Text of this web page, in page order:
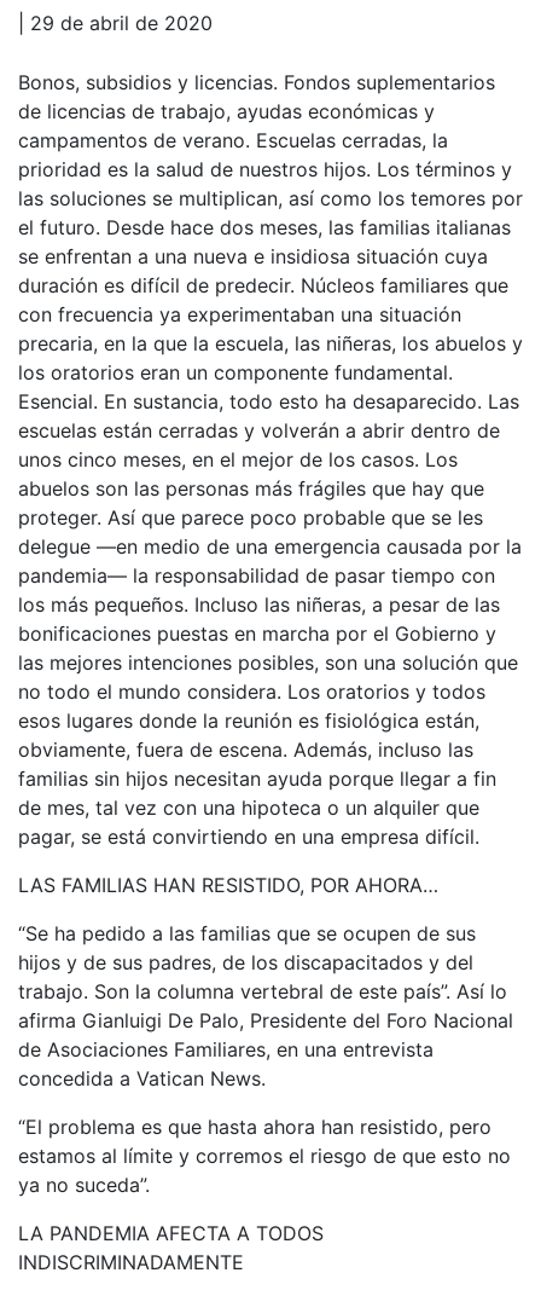
| 29 de abril de 2020
Bonos, subsidios y licencias. Fondos suplementarios
de licencias de trabajo, ayudas económicas y
campamentos de verano. Escuelas cerradas, la
prioridad es la salud de nuestros hijos. Los términos y
las soluciones se multiplican, así como los temores por
el futuro. Desde hace dos meses, las familias italianas
se enfrentan a una nueva e insidiosa situación cuya
duración es difícil de predecir. Núcleos familiares que
con frecuencia ya experimentaban una situación
precaria, en la que la escuela, las niñeras, los abuelos y
los oratorios eran un componente fundamental.
Esencial. En sustancia, todo esto ha desaparecido. Las
escuelas están cerradas y volverán a abrir dentro de
unos cinco meses, en el mejor de los casos. Los
abuelos son las personas más frágiles que hay que
proteger. Así que parece poco probable que se les
delegue —en medio de una emergencia causada por la
pandemia— la responsabilidad de pasar tiempo con
los más pequeños. Incluso las niñeras, a pesar de las
bonificaciones puestas en marcha por el Gobierno y
las mejores intenciones posibles, son una solución que
no todo el mundo considera. Los oratorios y todos
esos lugares donde la reunión es fisiológica están,
obviamente, fuera de escena. Además, incluso las
familias sin hijos necesitan ayuda porque llegar a fin
de mes, tal vez con una hipoteca o un alquiler que
pagar, se está convirtiendo en una empresa difícil.
LAS FAMILIAS HAN RESISTIDO, POR AHORA…
“Se ha pedido a las familias que se ocupen de sus
hijos y de sus padres, de los discapacitados y del
trabajo. Son la columna vertebral de este país”. Así lo
afirma Gianluigi De Palo, Presidente del Foro Nacional
de Asociaciones Familiares, en una entrevista
concedida a Vatican News.
“El problema es que hasta ahora han resistido, pero
estamos al límite y corremos el riesgo de que esto no
ya no suceda”.
LA PANDEMIA AFECTA A TODOS
INDISCRIMINADAMENTE